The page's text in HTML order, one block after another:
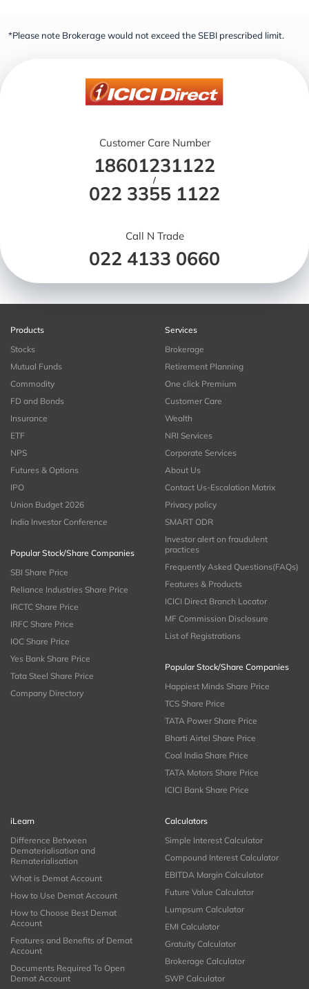
*Please note Brokerage would not exceed the SEBI prescribed limit.
Customer Care Number
18601231122
/
022 3355 1122
Call N Trade
022 4133 0660
Products
Stocks
Mutual Funds
Commodity
FD and Bonds
Insurance
ETF
NPS
Futures & Options
IPO
Union Budget 2026
India Investor Conference
Popular Stock/Share Companies
SBI Share Price
Reliance Industries Share Price
IRCTC Share Price
IRFC Share Price
IOC Share Price
Yes Bank Share Price
Tata Steel Share Price
Company Directory
Services
Brokerage
Retirement Planning
One click Premium
Customer Care
Wealth
NRI Services
Corporate Services
About Us
Contact Us-Escalation Matrix
Privacy policy
SMART ODR
Investor alert on fraudulent
practices
Frequently Asked Questions(FAQs)
Features & Products
ICICI Direct Branch Locator
MF Commission Disclosure
List of Registrations
Popular Stock/Share Companies
Happiest Minds Share Price
TCS Share Price
TATA Power Share Price
Bharti Airtel Share Price
Coal India Share Price
TATA Motors Share Price
ICICI Bank Share Price
iLearn
Difference Between
Dematerialisation and
Rematerialisation
What is Demat Account
How to Use Demat Account
How to Choose Best Demat
Account
Features and Benefits of Demat
Account
Documents Required To Open
Demat Account
Calculators
Simple Interest Calculator
Compound Interest Calculator
EBITDA Margin Calculator
Future Value Calculator
Lumpsum Calculator
EMI Calculator
Gratuity Calculator
Brokerage Calculator
SWP Calculator